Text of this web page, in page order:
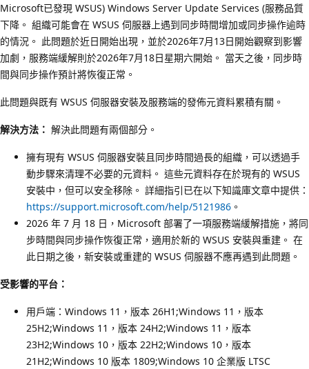
Microsoft已發現 WSUS) Windows Server Update Services (服務品質
下降。 組織可能會在 WSUS 伺服器上遇到同步時間增加或同步操作逾時
的情況。 此問題於近日開始出現，並於2026年7月13日開始觀察到影響
加劇，服務端緩解則於2026年7月18日星期六開始。 當天之後，同步時
間與同步操作預計將恢復正常。
此問題與既有 WSUS 伺服器安裝及服務端的發佈元資料累積有關。
解決方法： 解決此問題有兩個部分。
擁有現有 WSUS 伺服器安裝且同步時間過長的組織，可以透過手
動步驟來清理不必要的元資料。 這些元資料存在於現有的 WSUS
安裝中，但可以安全移除。 詳細指引已在以下知識庫文章中提供：
https://support.microsoft.com/help/5121986 。
2026 年 7 月 18 日，Microsoft 部署了一項服務端緩解措施，將同
步時間與同步操作恢復正常，適用於新的 WSUS 安裝與重建。 在
此日期之後，新安裝或重建的 WSUS 伺服器不應再遇到此問題。
受影響的平台：
用戶端：Windows 11，版本 26H1;Windows 11，版本
25H2;Windows 11，版本 24H2;Windows 11，版本
23H2;Windows 10，版本 22H2;Windows 10，版本
21H2;Windows 10 版本 1809;Windows 10 企業版 LTSC